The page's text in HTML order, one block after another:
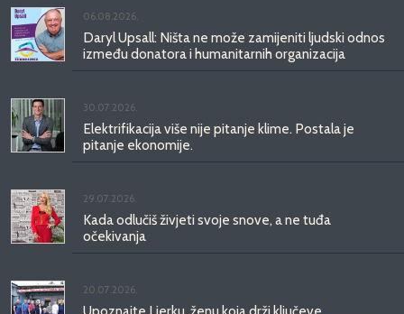
06.08.2026.
Daryl Upsall: Ništa ne može zamijeniti ljudski odnos
između donatora i humanitarnih organizacija
30.07.2026.
Elektrifikacija više nije pitanje klime. Postala je
pitanje ekonomije.
29.07.2026.
Kada odlučiš živjeti svoje snove, a ne tuđa
očekivanja
20.07.2026.